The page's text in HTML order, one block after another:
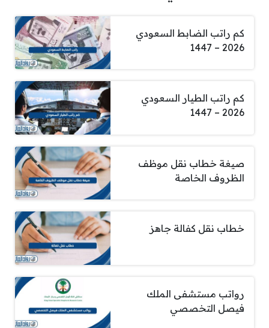
كم راتب الضابط السعودي
2026 – 1447
كم راتب الطيار السعودي
2026 – 1447
صيغة خطاب نقل موظف
الظروف الخاصة
خطاب نقل كفالة جاهز
رواتب مستشفى الملك
فيصل التخصصي